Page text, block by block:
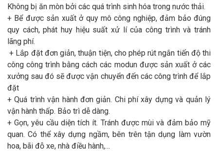
Không bị ăn mòn bởi các quá trình sinh hóa trong nước thải.
+ Bể được sản xuất ở quy mô công nghiệp, đảm bảo đúng
quy cách, phát huy hiệu suất xử lí của công trình và tránh
lãng phí.
+ Lắp đặt đơn giản, thuận tiện, cho phép rút ngắn tiến độ thi
công công trình bằng cách các modun được sản xuất ở các
xưởng sau đó sẽ được vận chuyển đến các công trình để lắp
đặt
+ Quá trình vận hành đơn giản. Chi phí xây dựng và quản lý
vận hành thấp. Bảo trì dễ dàng.
+ Gọn, yêu cầu diện tích ít. Tránh được mùi và đảm bảo mỹ
quan. Có thể xây dựng ngầm, bên trên tận dụng làm vườn
hoa, bãi đỗ xe, nhà điều hành,…